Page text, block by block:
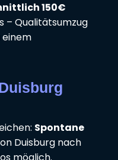
150€
– Qualitätsumzug
einem
Spontane
Duisburg nach